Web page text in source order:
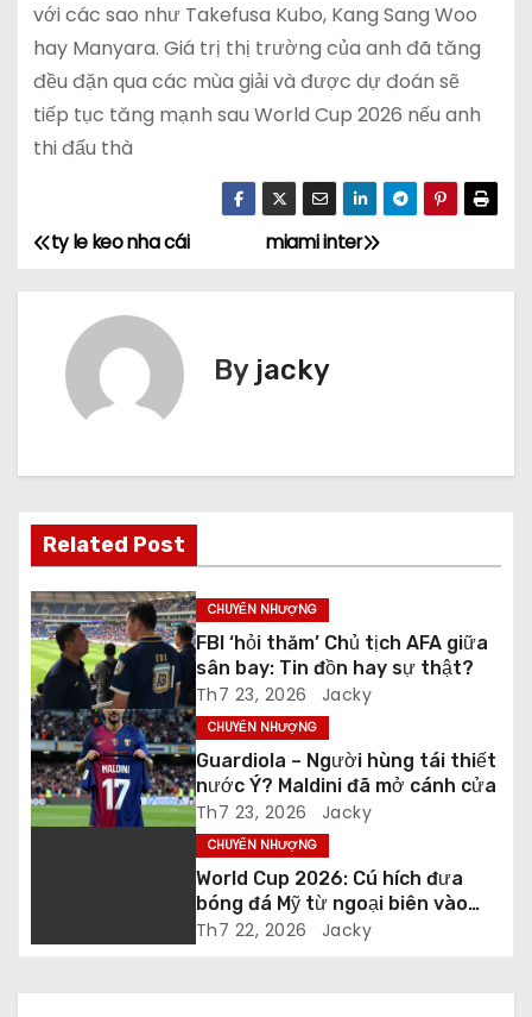
với các sao như Takefusa Kubo, Kang Sang Woo
hay Manyara. Giá trị thị trường của anh đã tăng
đều đặn qua các mùa giải và được dự đoán sẽ
tiếp tục tăng mạnh sau World Cup 2026 nếu anh
thi đấu thà
Đ
i
ớ
n
g
b
à
i
ế
miami inter
ty le keo nha cái
By jacky
Related Post
CHUYỂN NHƯỢNG
FBI ‘hỏi thăm’ Chủ tịch AFA giữa
sân bay: Tin đồn hay sự thật?
Th7 23, 2026 Jacky
CHUYỂN NHƯỢNG
Guardiola – Người hùng tái thiết
nước Ý? Maldini đã mở cánh cửa
Th7 23, 2026 Jacky
CHUYỂN NHƯỢNG
World Cup 2026: Cú hích đưa
bóng đá Mỹ từ ngoại biên vào
trung tâm
Th7 22, 2026 Jacky